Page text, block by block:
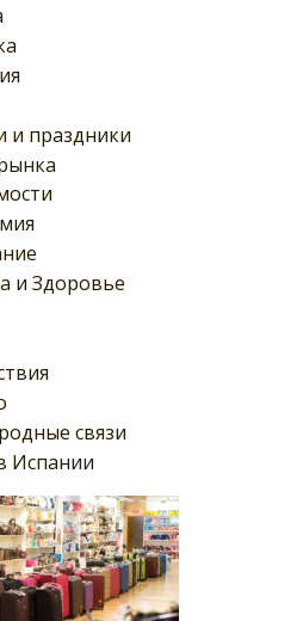
и праздники
и Здоровье
связи
Испании